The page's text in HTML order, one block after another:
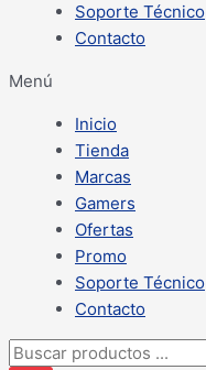
Soporte Técnico
Contacto
Menú
Inicio
Tienda
Marcas
Gamers
Ofertas
Promo
Soporte Técnico
Contacto
Búsqueda